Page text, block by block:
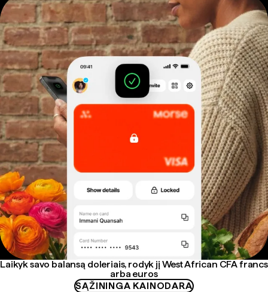
Laikyk savo balansą doleriais, rodyk jį West African CFA francs
arba euros
SĄŽININGA KAINODARA